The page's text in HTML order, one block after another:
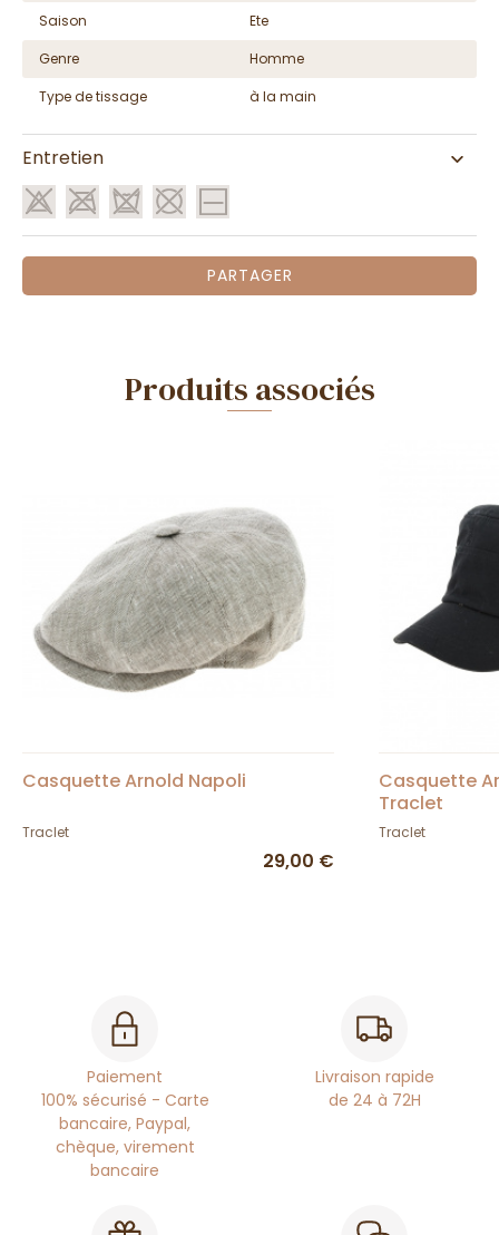
Saison
Ete
Genre
Homme
Type de tissage
à la main
Entretien
PARTAGER
Produits associés
Casquette Arnold Napoli
Traclet
29,00 €
Casquette
Traclet
Traclet
Paiement
100% sécurisé - Carte
bancaire, Paypal,
chèque, virement
bancaire
Livraison rapide
de 24 à 72H